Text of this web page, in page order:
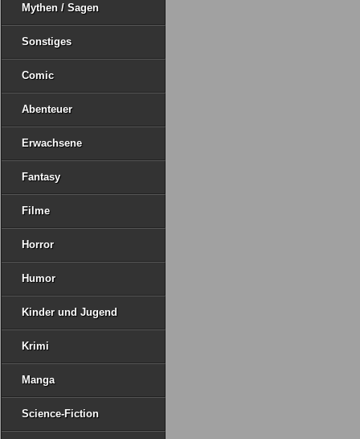
Mythen / Sagen
Sonstiges
Comic
Abenteuer
Erwachsene
Fantasy
Filme
Horror
Humor
Kinder und Jugend
Krimi
Manga
Science-Fiction